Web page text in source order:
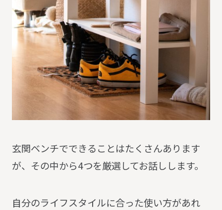
玄関ベンチでできることはたくさんあります
が、その中から4つを厳選してお話しします。
自分のライフスタイルに合った使い方があれ